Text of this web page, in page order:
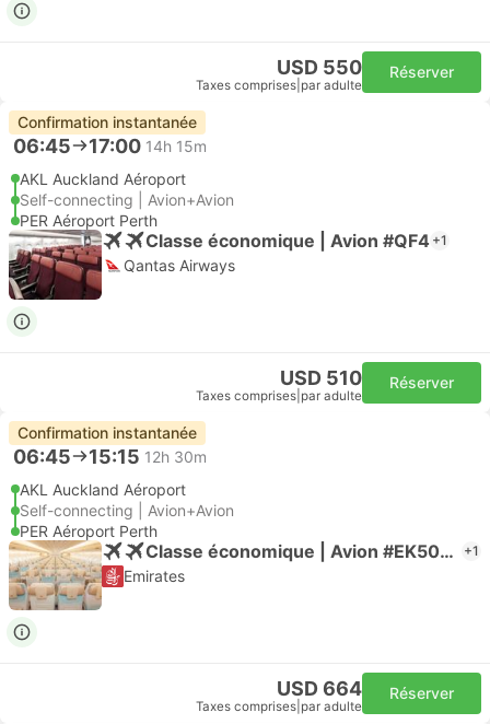
USD 550
Taxes comprises par adulte
Réserver
Confirmation instantanée
06:45 17:00 14h 15m
AKL Auckland Aéroport
Self-connecting | Avion+Avion
PER Aéroport Perth
Classe économique | Avion #QF4 +1
Qantas Airways
USD 510
Taxes comprises par adulte
Réserver
Confirmation instantanée
06:45 15:15 12h 30m
AKL Auckland Aéroport
Self-connecting | Avion+Avion
PER Aéroport Perth
Classe économique | Avion #EK5040 +1
Emirates
USD 664
Taxes comprises par adulte
Réserver